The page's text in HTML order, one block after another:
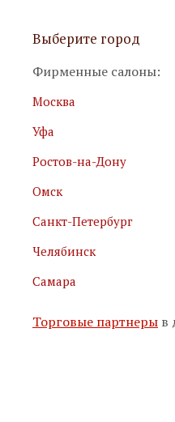
Я принимаю
условия
Я соглашаюсь с
Выберите город
Фирменные салоны:
Москва
Уфа
Ростов-на-Дону
Омск
Санкт-Петербург
Челябинск
Самара
Торговые партнеры в